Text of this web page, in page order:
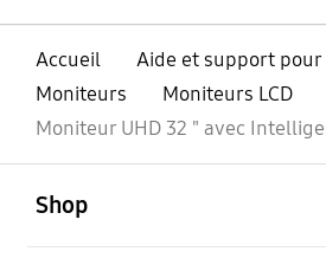
Accueil
Aide et support
Moniteurs
Moniteurs LCD
Moniteur UHD 32 " avec
Shop